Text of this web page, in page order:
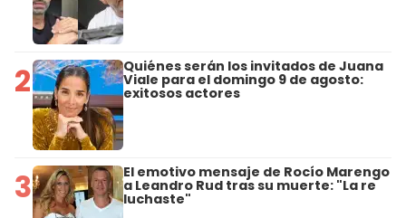
2 Quiénes serán los invitados de Juana
Viale para el domingo 9 de agosto:
exitosos actores
3 El emotivo mensaje de Rocío Marengo
a Leandro Rud tras su muerte: "La re
luchaste"